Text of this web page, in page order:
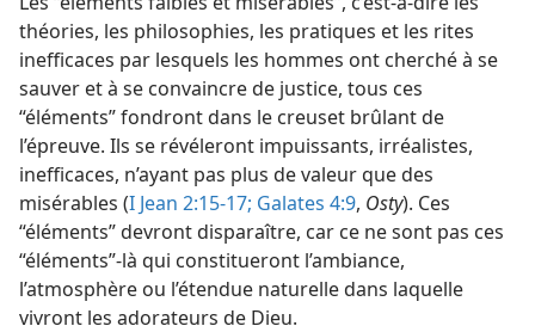
théories, les philosophies, les pratiques et les rites
inefficaces par lesquels les hommes ont cherché à se
sauver et à se convaincre de justice, tous ces
“éléments” fondront dans le creuset brûlant de
l’épreuve. Ils se révéleront impuissants, irréalistes,
inefficaces, n’ayant pas plus de valeur que des
misérables (I Jean 2:15-17; Galates 4:9, Osty). Ces
“éléments” devront disparaître, car ce ne sont pas ces
“éléments”-​là qui constitueront l’ambiance,
l’atmosphère ou l’étendue naturelle dans laquelle
vivront les adorateurs de Dieu.